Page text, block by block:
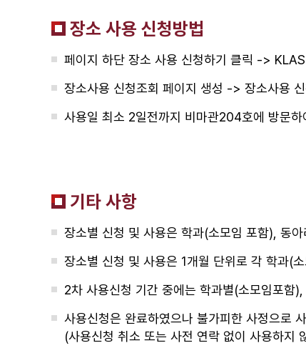
장소 사용 신청방법
페이지 하단 장소 사용 신청하기 클릭 ->
장소사용 신청조회 페이지 생성 -> 장소사용
사용일 최소 2일전까지 비마관204호에 방문
기타 사항
장소별 신청 및 사용은 학과(소모임 포함), 동
장소별 신청 및 사용은 1개월 단위로 각 학과(
2차 사용신청 기간 중에는 학과별(소모임포함
사용신청은 완료하였으나 불가피한 사정으로
(사용신청 취소 또는 사전 연락 없이 사용하지